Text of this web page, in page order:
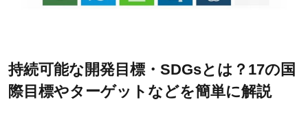
持続可能な開発目標・SDGsとは？17の国
際目標やターゲットなどを簡単に解説